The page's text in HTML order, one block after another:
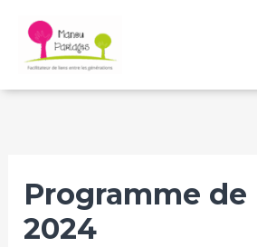
contenu
Programme de
2024